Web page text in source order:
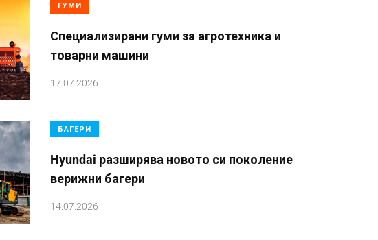
ГУМИ
Специализирани гуми за агротехника и
товарни машини
17.07.2026
БАГЕРИ
Hyundai разширява новото си поколение
верижни багери
14.07.2026